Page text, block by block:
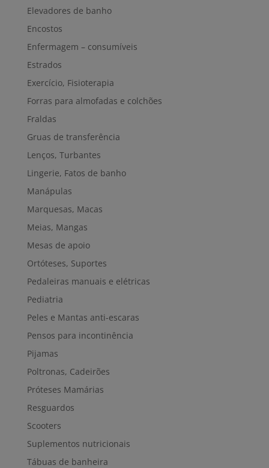
Elevadores de banho
Encostos
Enfermagem – consumíveis
Estrados
Exercício, Fisioterapia
Forras para almofadas e colchões
Fraldas
Gruas de transferência
Lenços, Turbantes
Lingerie, Fatos de banho
Manápulas
Marquesas, Macas
Meias, Mangas
Mesas de apoio
Ortóteses, Suportes
Pedaleiras manuais e elétricas
Pediatria
Peles e Mantas anti-escaras
Pensos para incontinência
Pijamas
Poltronas, Cadeirões
Próteses Mamárias
Resguardos
Scooters
Suplementos nutricionais
Tábuas de banheira